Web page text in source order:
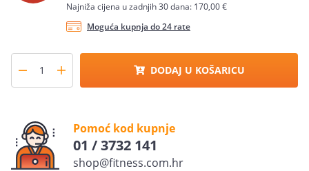
Najniža cijena u zadnjih 30 dana: 170,00 €
Moguća kupnja do 24 rate
DODAJ U KOŠARICU
Pomoć kod kupnje
01 / 3732 141
shop@fitness.com.hr